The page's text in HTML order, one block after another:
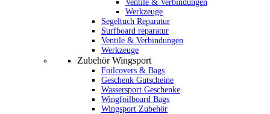
Ventile & Verbindungen
Werkzeuge
Segeltuch Reparatur
Surfboard reparatur
Ventile & Verbindungen
Werkzeuge
Zubehör Wingsport
Foilcovers & Bags
Geschenk Gutscheine
Wassersport Geschenke
Wingfoilboard Bags
Wingsport Zubehör